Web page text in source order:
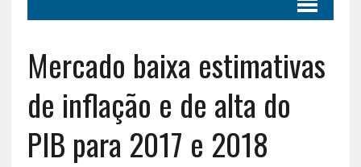
Mercado baixa estimativas
de inflação e de alta do
PIB para 2017 e 2018